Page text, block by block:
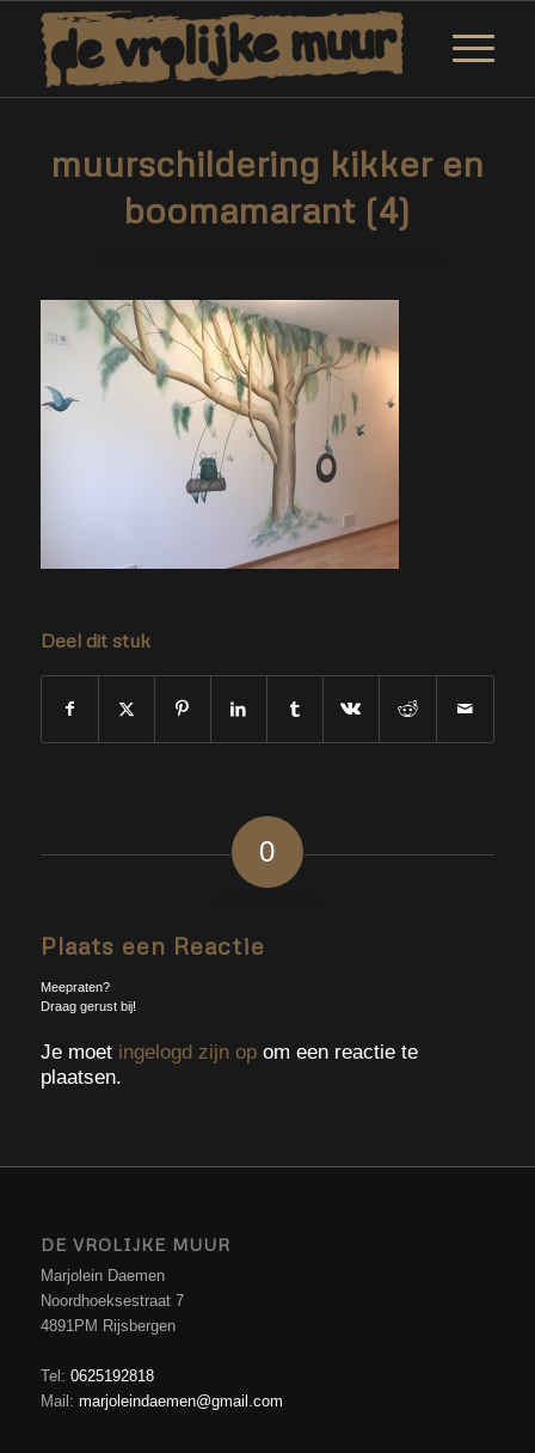
muurschildering kikker en
boomamarant (4)
Deel dit stuk
0
Plaats een Reactie
Meepraten?
Draag gerust bij!
Je moet ingelogd zijn opom een reactie te
plaatsen.
DE VROLIJKE MUUR
Marjolein Daemen
Noordhoeksestraat 7
4891PM Rijsbergen
Tel: 0625192818
Mail: marjoleindaemen@gmail.com